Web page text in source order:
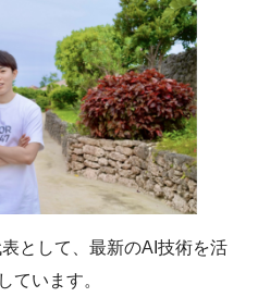
として、最新のAI技術を活
ています。